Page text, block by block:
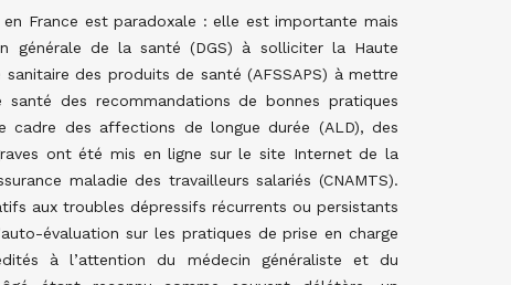
France est paradoxale : elle est importante mais
générale de la santé (DGS) à solliciter la Haute
des produits de santé (AFSSAPS) à mettre
des recommandations de bonnes pratiques
cadre des affections de longue durée (ALD), des
ont été mis en ligne sur le site Internet de la
maladie des travailleurs salariés (CNAMTS).
aux troubles dépressifs récurrents ou persistants
évaluation sur les pratiques de prise en charge
à l’attention du médecin généraliste et du